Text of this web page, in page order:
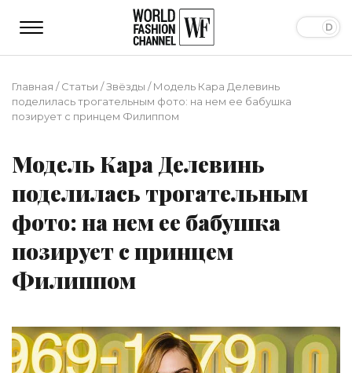
Главная /Статьи /Звёзды /Модель Кара Делевинь
поделилась трогательным фото: на нем ее бабушка
позирует с принцем Филиппом
Модель Кара Делевинь
поделилась трогательным
фото: на нем ее бабушка
позирует с принцем
Филиппом